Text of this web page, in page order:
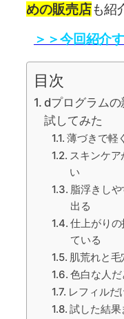
めの販売店も紹
＞＞今回紹介
目次
dプログラム
試してみた
薄づきで軽
スキンケ
い
脂浮きし
出る
仕上がり
ている
肌荒れと毛
色白な人
レフィルだ
試した結果